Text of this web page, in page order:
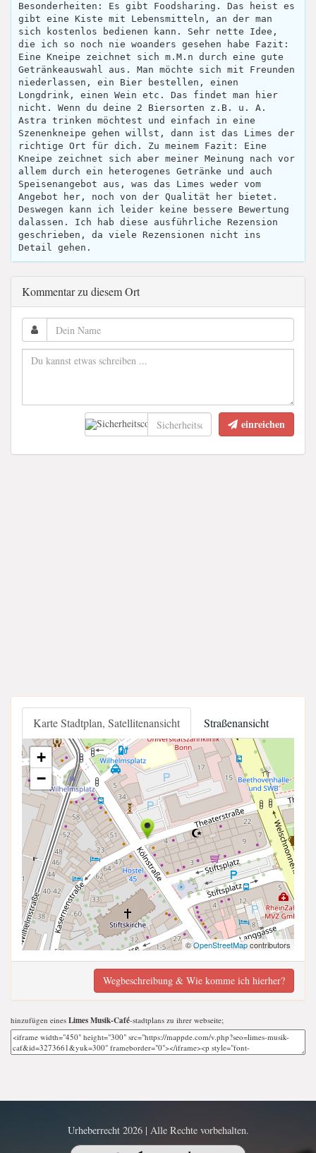
Besonderheiten: Es gibt Foodsharing. Das heist es
gibt eine Kiste mit Lebensmitteln, an der man
sich kostenlos bedienen kann. Sehr nette Idee,
die ich so noch nie woanders gesehen habe Fazit:
Eine Kneipe zeichnet sich m.M.n durch eine gute
Getränkeauswahl aus. Man möchte sich mit Freunden
niederlassen, ein Bier bestellen, einen
Longdrink, einen Wein etc. Das findet man hier
nicht. Wenn du deine 2 Biersorten z.B. u. A.
Astra trinken möchtest und einfach in eine
Szenenkneipe gehen willst, dann ist das Limes der
richtige Ort für dich. Zu meinem Fazit: Eine
Kneipe zeichnet sich aber meiner Meinung nach vor
allem durch ein heterogenes Getränke und auch
Speisenangebot aus, was das Limes weder vom
Angebot her, noch von der Qualität her bietet.
Deswegen kann ich leider keine bessere Bewertung
dalassen. Ich hab diese ausführliche Rezension
geschrieben, da viele Rezensionen nicht ins
Detail gehen.
Kommentar zu diesem Ort
einreichen
Karte Stadtplan, Satellitenansicht Straßenansicht
+
−
©OpenStreetMapcontributors
Wegbeschreibung & Wie komme ich hierher?
hinzufügen eines Limes Musik-Café-stadtplans zu ihrer webseite;
Urheberrecht 2026 | Alle Rechte vorbehalten.